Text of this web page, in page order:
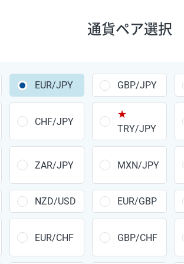
170円
106円
28円
38円
34円
通貨ペア選択
EUR/JPY GBP/JPY
CHF/JPY
★
TRY/JPY
ZAR/JPY MXN/JPY
NZD/USD EUR/GBP
EUR/CHF GBP/CHF